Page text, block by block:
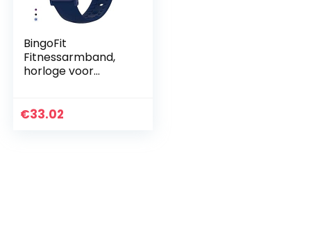
BingoFit
Fitnessarmband,
horloge voor
smartwatch met
€33.02